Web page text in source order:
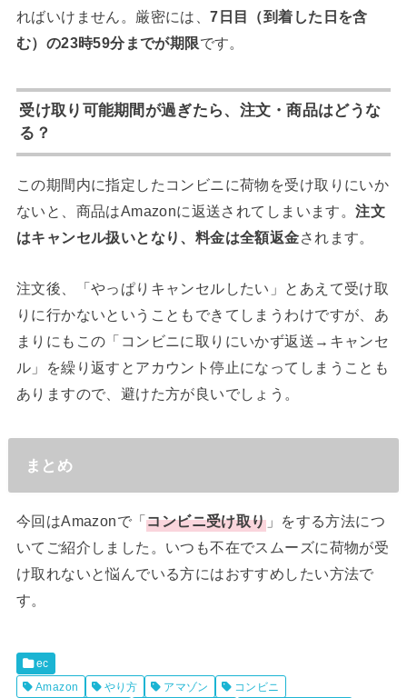
ればいけません。厳密には、7日目（到着した日を含
む）の23時59分までが期限です。
受け取り可能期間が過ぎたら、注文・商品はどうな
る？
この期間内に指定したコンビニに荷物を受け取りにいか
ないと、商品はAmazonに返送されてしまいます。注文
はキャンセル扱いとなり、料金は全額返金されます。
注文後、「やっぱりキャンセルしたい」とあえて受け取
りに行かないということもできてしまうわけですが、あ
まりにもこの「コンビニに取りにいかず返送→キャンセ
ル」を繰り返すとアカウント停止になってしまうことも
ありますので、避けた方が良いでしょう。
まとめ
今回はAmazonで「コンビニ受け取り」をする方法につ
いてご紹介しました。いつも不在でスムーズに荷物が受
け取れないと悩んでいる方にはおすすめしたい方法で
す。
ec
Amazon
やり方 アマゾン
コンビニ